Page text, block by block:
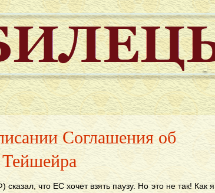
Соглашения об
что ЕС хочет взять паузу. Но это не так! Как я